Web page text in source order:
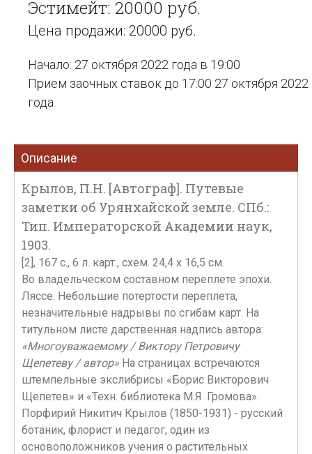
Эстимейт: 20000 руб.
Цена продажи: 20000 руб.
Начало: 27 октября 2022 года в 19:00
Прием заочных ставок до 17:00 27 октября 2022
года
Описание
Крылов, П.Н. [Автограф]. Путевые
заметки об Урянхайской земле. СПб.:
Тип. Императорской Академии наук,
1903.
[2], 167 с., 6 л. карт., схем. 24,4 x 16,5 см.
Во владельческом составном переплете эпохи.
Ляссе. Небольшие потертости переплета,
незначительные надрывы по сгибам карт. На
титульном листе дарственная надпись автора:
«Многоуважаемому / Виктору Петровичу
Щепетеву / автор» На страницах встречаются
штемпельные экслибрисы «Борис Викторович
Щепетев» и «Техн. библиотека М.Я. Громова».
Порфирий Никитич Крылов (1850-1931) - русский
ботаник, флорист и педагог, один из
основоположников учения о растительных